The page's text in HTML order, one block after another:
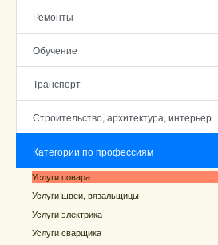
Ремонты
Обучение
Транспорт
Строительство, архитектура, интерьер
Категории по профессиям
Услуги повара
Услуги швеи, вязальщицы
Услуги электрика
Услуги сварщика